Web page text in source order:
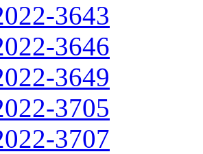
3643
3646
3649
3705
3707